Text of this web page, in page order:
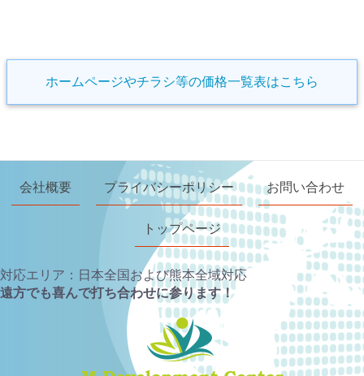
ホームページやチラシ等の価格一覧表はこちら
会社概要 プライバシーポリシー お問い合わせ
トップページ
対応エリア：日本全国および熊本全域対応
遠方でも喜んで打ち合わせに参ります！